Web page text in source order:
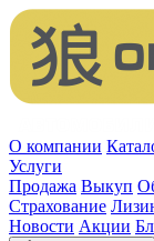
О компании
Услуги
Продажа Выкуп
Страхование
Новости Акции